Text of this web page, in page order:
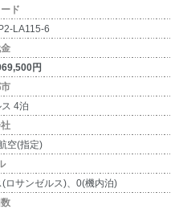
ド
LA115-6
円
4泊
空(指定)
ロサンゼルス)、0(機内泊)